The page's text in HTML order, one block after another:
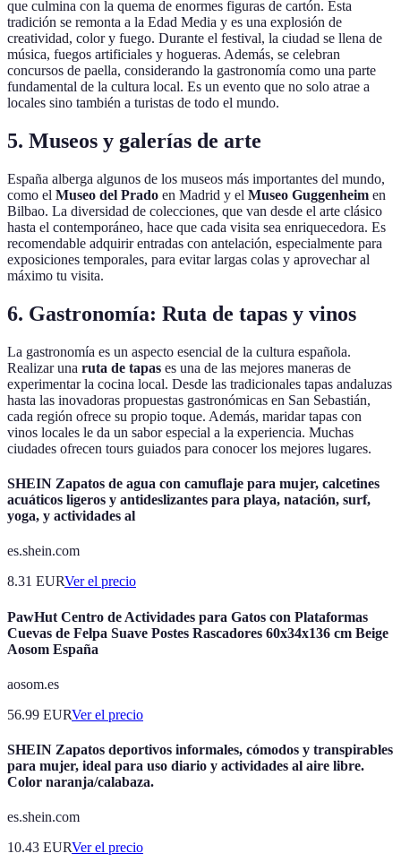
que culmina con la quema de enormes figuras de cartón. Esta
tradición se remonta a la Edad Media y es una explosión de
creatividad, color y fuego. Durante el festival, la ciudad se llena de
música, fuegos artificiales y hogueras. Además, se celebran
concursos de paella, considerando la gastronomía como una parte
fundamental de la cultura local. Es un evento que no solo atrae a
locales sino también a turistas de todo el mundo.
5. Museos y galerías de arte
España alberga algunos de los museos más importantes del mundo,
como el Museo del Prado en Madrid y el Museo Guggenheim en
Bilbao. La diversidad de colecciones, que van desde el arte clásico
hasta el contemporáneo, hace que cada visita sea enriquecedora. Es
recomendable adquirir entradas con antelación, especialmente para
exposiciones temporales, para evitar largas colas y aprovechar al
máximo tu visita.
6. Gastronomía: Ruta de tapas y vinos
La gastronomía es un aspecto esencial de la cultura española.
Realizar una ruta de tapas es una de las mejores maneras de
experimentar la cocina local. Desde las tradicionales tapas andaluzas
hasta las inovadoras propuestas gastronómicas en San Sebastián,
cada región ofrece su propio toque. Además, maridar tapas con
vinos locales le da un sabor especial a la experiencia. Muchas
ciudades ofrecen tours guiados para conocer los mejores lugares.
SHEIN Zapatos de agua con camuflaje para mujer, calcetines
acuáticos ligeros y antideslizantes para playa, natación, surf,
yoga, y actividades al
es.shein.com
8.31 EURVer el precio
PawHut Centro de Actividades para Gatos con Plataformas
Cuevas de Felpa Suave Postes Rascadores 60x34x136 cm Beige
Aosom España
aosom.es
56.99 EURVer el precio
SHEIN Zapatos deportivos informales, cómodos y transpirables
para mujer, ideal para uso diario y actividades al aire libre.
Color naranja/calabaza.
es.shein.com
10.43 EURVer el precio